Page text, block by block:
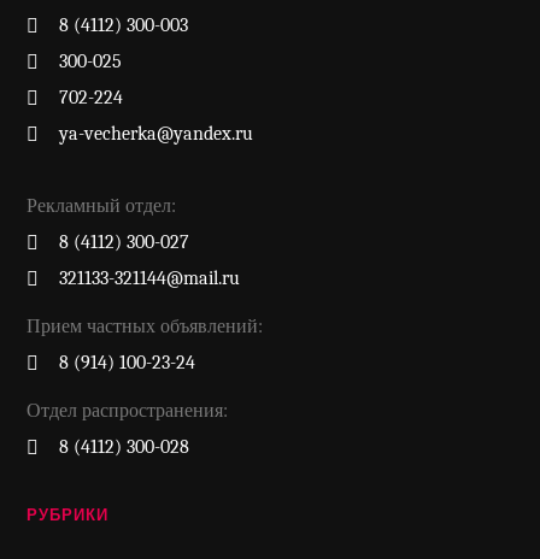
8 (4112) 300-003
300-025
702-224
ya-vecherka@yandex.ru
Рекламный отдел:
8 (4112) 300-027
321133-321144@mail.ru
Прием частных объявлений:
8 (914) 100-23-24
Отдел распространения:
8 (4112) 300-028
РУБРИКИ